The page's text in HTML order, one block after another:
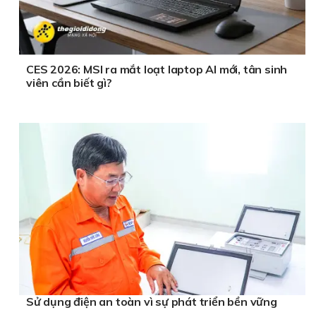
CES 2026: MSI ra mắt loạt laptop AI mới, tân sinh
viên cần biết gì?
Sử dụng điện an toàn vì sự phát triển bền vững